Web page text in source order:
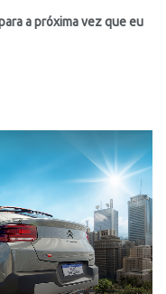
a próxima vez que eu